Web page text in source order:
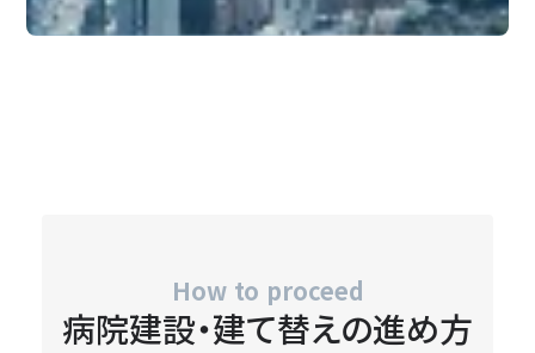
How to proceed
病院建設・建て替えの進め方